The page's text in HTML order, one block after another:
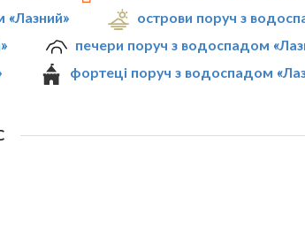
«Лазний»
острови поруч з
печери поруч з водоспадом
фортеці поруч з водоспадом